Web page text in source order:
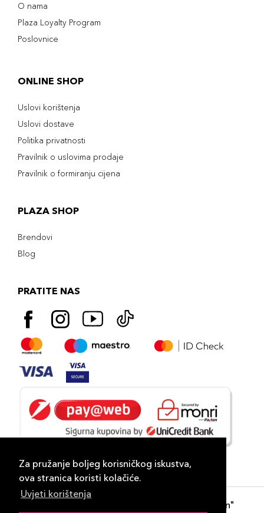
Za pružanje boljeg korisničkog iskustva,
ova stranica koristi kolačiće.
Uvjeti korištenja
O nama
Plaza Loyalty Program
Poslovnice
ONLINE SHOP
Uslovi korištenja
Uslovi dostave
Politika privatnosti
Pravilnik o uslovima prodaje
Pravilnik o formiranju cijena
PLAZA SHOP
Brendovi
Blog
PRATITE NAS
- "DP Lux Distribution"